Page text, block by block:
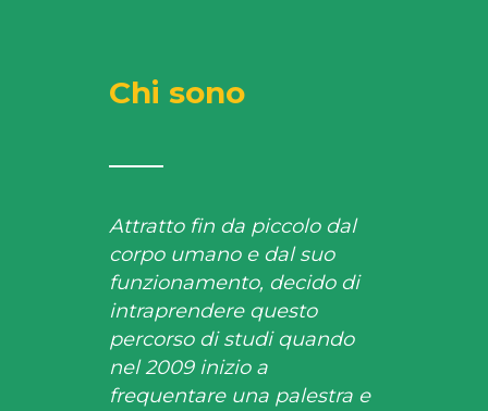
Chi sono
Attratto fin da piccolo dal
corpo umano e dal suo
funzionamento, decido di
intraprendere questo
percorso di studi quando
nel 2009 inizio a
frequentare una palestra e